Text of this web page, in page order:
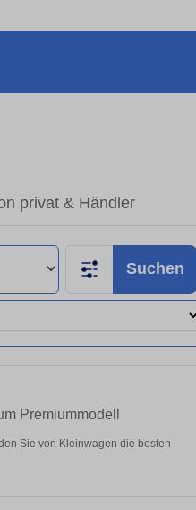
privat & Händler
Suchen
Premiummodell
Sie von Kleinwagen die besten